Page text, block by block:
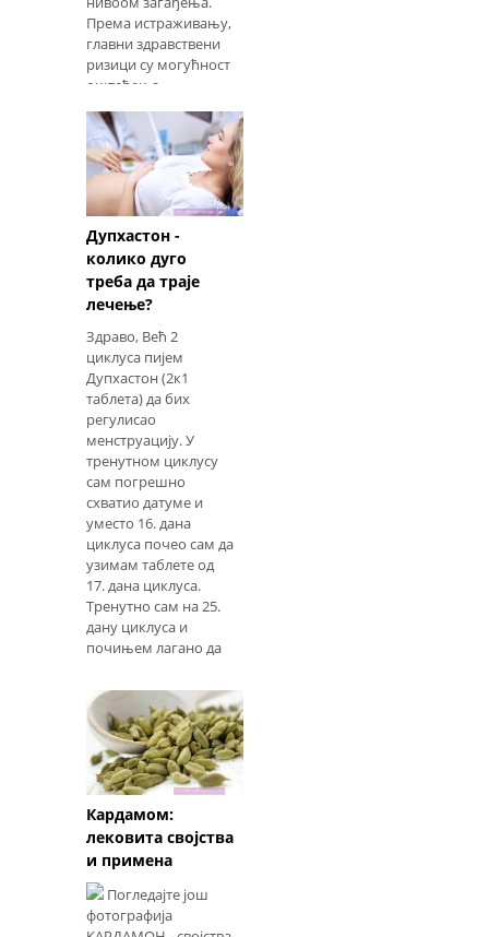
Према истраживању,
главни здравствени
ризици су могућност
оштећења
плућа. Светска
здравствена
организација (СЗО)
већ је објавила
студију прошле
године у којој је
упозорила да је
загађење одгово
Дупхастон -
колико дуго
треба да траје
лечење?
Здраво, Већ 2
циклуса пијем
Дупхастон (2к1
таблета) да бих
регулисао
менструацију. У
тренутном циклусу
сам погрешно
схватио датуме и
уместо 16. дана
циклуса почео сам да
узимам таблете од
17. дана циклуса.
Тренутно сам на 25.
дану циклуса и
почињем лагано да
обавести ме
Кардамом:
лековита својства
и примена
Погледајте још
фотографија